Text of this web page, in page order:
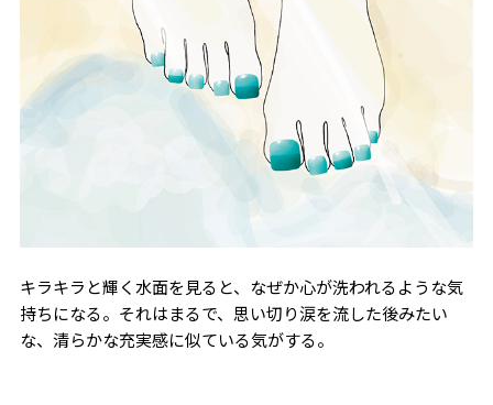
キラキラと輝く水面を見ると、なぜか心が洗われるような気
持ちになる。それはまるで、思い切り涙を流した後みたい
な、清らかな充実感に似ている気がする。